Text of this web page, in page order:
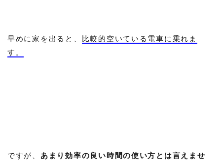
早めに家を出ると、 比較的空いている電車に乗れま
す。
ですが、 あまり効率の良い時間の使い方とは言えませ